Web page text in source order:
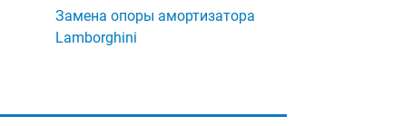
Замена опоры амортизатора
Lamborghini